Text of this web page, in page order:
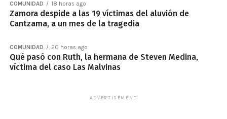
COMUNIDAD 18 horas ago
Zamora despide a las 19 víctimas del aluvión de
Cantzama, a un mes de la tragedia
COMUNIDAD 20 horas ago
Qué pasó con Ruth, la hermana de Steven Medina,
víctima del caso Las Malvinas
ADVERTISEMENT